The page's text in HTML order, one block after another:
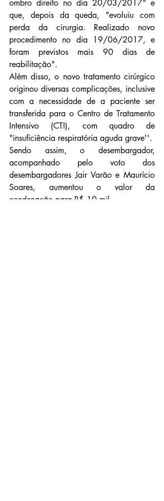
ombro direito no dia 20/03/2017" e
que, depois da queda, "evoluiu com
perda da cirurgia. Realizado novo
procedimento no dia 19/06/2017, e
foram previstos mais 90 dias de
reabilitação".
Além disso, o novo tratamento cirúrgico
originou diversas complicações, inclusive
com a necessidade de a paciente ser
transferida para o Centro de Tratamento
Intensivo (CTI), com quadro de
"insuficiência respiratória aguda grave''.
Sendo assim, o desembargador,
acompanhado pelo voto dos
desembargadores Jair Varão e Maurício
Soares, aumentou o valor da
condenação para R$ 10 mil.